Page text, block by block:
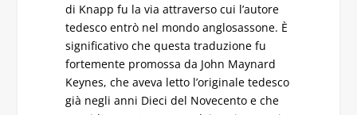
di Knapp fu la via attraverso cui l’autore
tedesco entrò nel mondo anglosassone. È
significativo che questa traduzione fu
fortemente promossa da John Maynard
Keynes, che aveva letto l’originale tedesco
già negli anni Dieci del Novecento e che